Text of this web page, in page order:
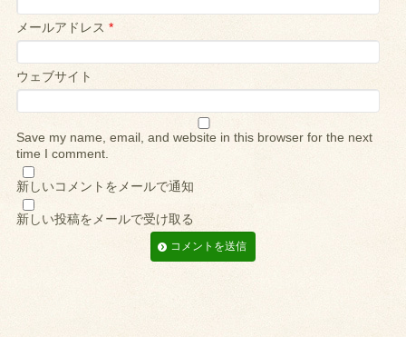
メールアドレス*
ウェブサイト
Save my name, email, and website in this browser for the next
time I comment.
新しいコメントをメールで通知
新しい投稿をメールで受け取る